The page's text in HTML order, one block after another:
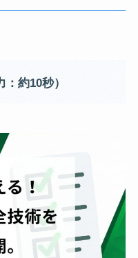
約10秒）